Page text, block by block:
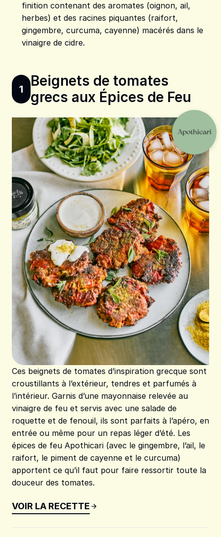
finition contenant des aromates (oignon, ail,
herbes) et des racines piquantes (raifort,
gingembre, curcuma, cayenne) macérés dans le
vinaigre de cidre.
1
Beignets de tomates
grecs aux Épices de Feu
Ces beignets de tomates d’inspiration grecque sont
croustillants à l’extérieur, tendres et parfumés à
l’intérieur. Garnis d’une mayonnaise relevée au
vinaigre de feu et servis avec une salade de
roquette et de fenouil, ils sont parfaits à l’apéro, en
entrée ou même pour un repas léger d’été. Les
épices de feu Apothicari (avec le gingembre, l’ail, le
raifort, le piment de cayenne et le curcuma)
apportent ce qu’il faut pour faire ressortir toute la
douceur des tomates.
VOIR LA RECETTE